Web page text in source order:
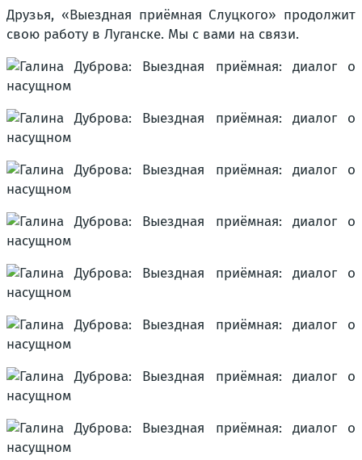
Друзья, «Выездная приёмная Слуцкого» продолжит
свою работу в Луганске. Мы с вами на связи.